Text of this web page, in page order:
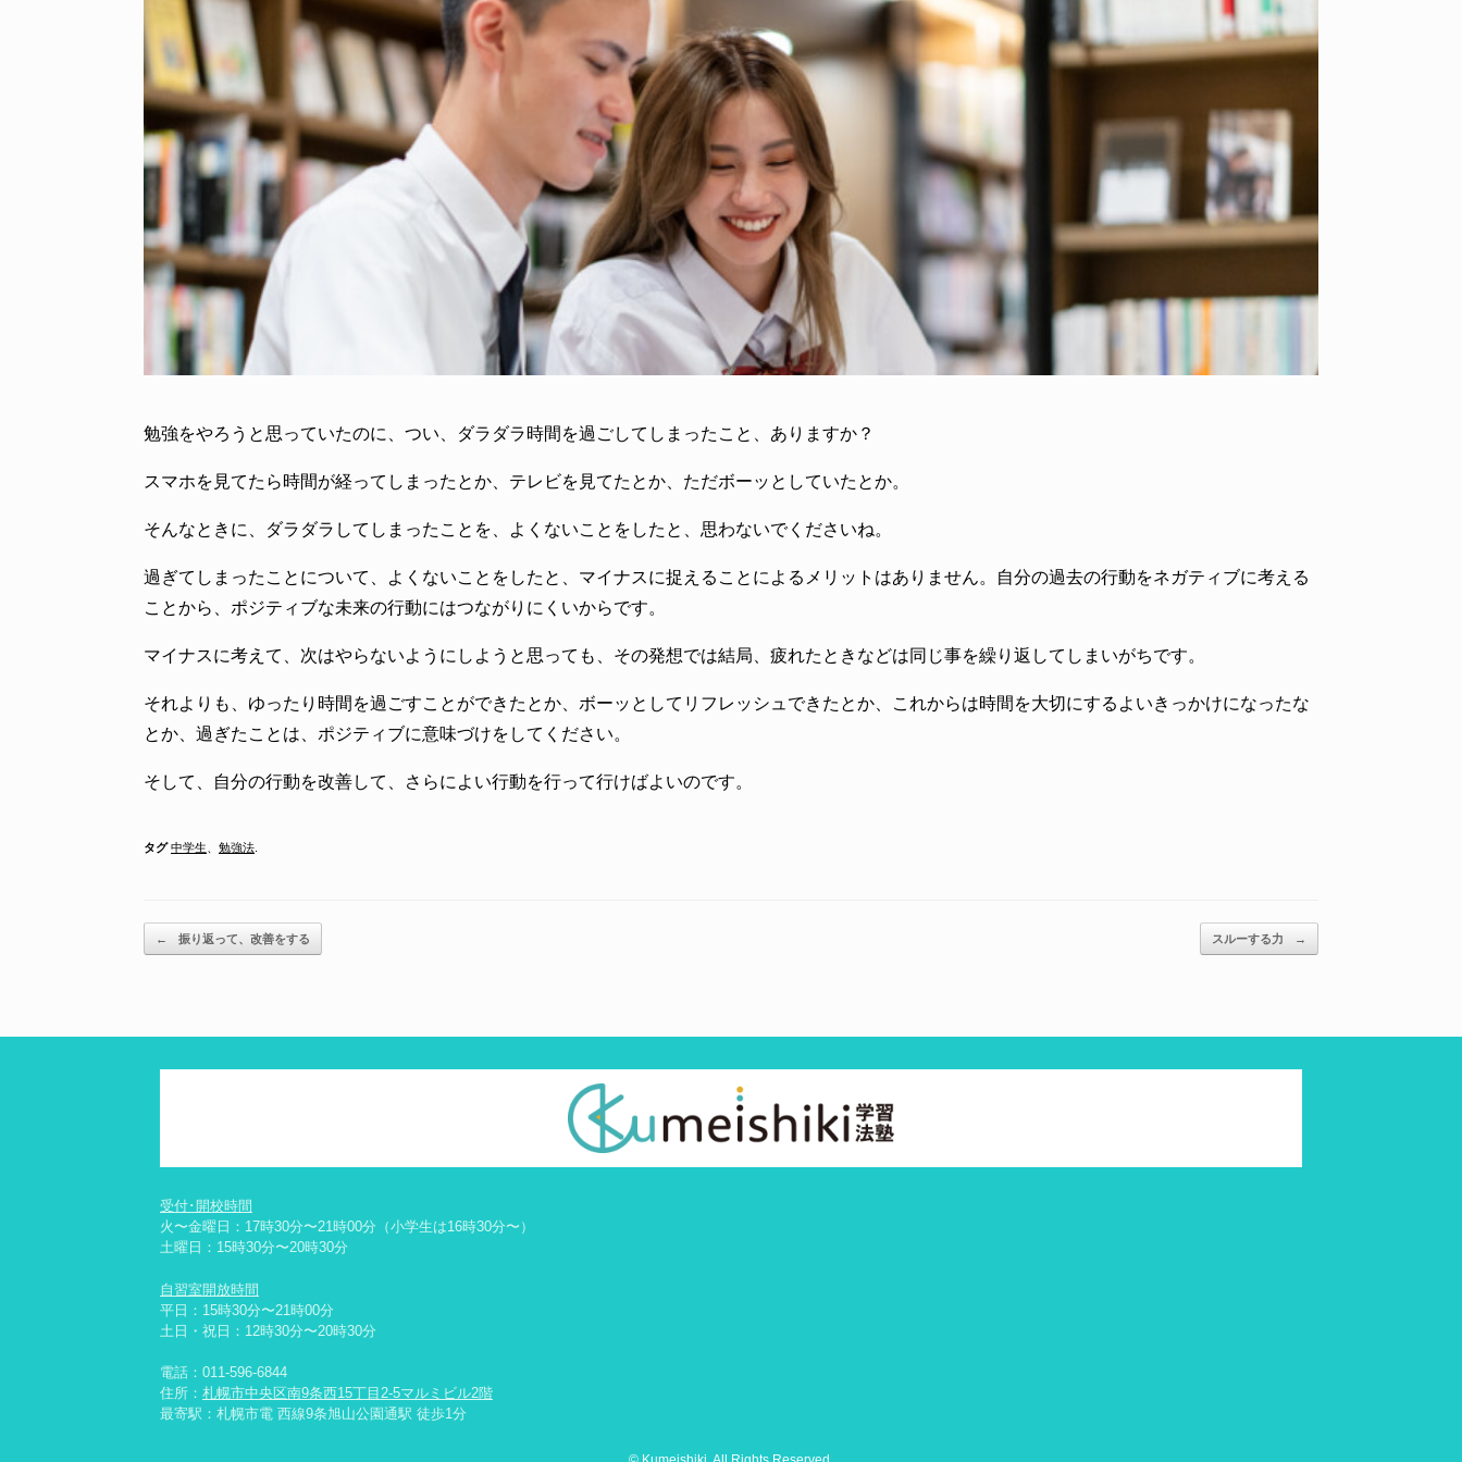
勉強をやろうと思っていたのに、つい、ダラダラ時間を過ごしてしまったこと、ありますか？
スマホを見てたら時間が経ってしまったとか、テレビを見てたとか、ただボーッとしていたとか。
そんなときに、ダラダラしてしまったことを、よくないことをしたと、思わないでくださいね。
過ぎてしまったことについて、よくないことをしたと、マイナスに捉えることによるメリットはありません。自分の過去の行動をネガティブに考える
ことから、ポジティブな未来の行動にはつながりにくいからです。
マイナスに考えて、次はやらないようにしようと思っても、その発想では結局、疲れたときなどは同じ事を繰り返してしまいがちです。
それよりも、ゆったり時間を過ごすことができたとか、ボーッとしてリフレッシュできたとか、これからは時間を大切にするよいきっかけになったな
とか、過ぎたことは、ポジティブに意味づけをしてください。
そして、自分の行動を改善して、さらによい行動を行って行けばよいのです。
タグ 中学生、 勉強法.
投稿ナビゲーション
← 振り返って、改善をする スルーする力 →
受付･開校時間
火〜金曜日：17時30分〜21時00分（小学生は16時30分〜）
土曜日：15時30分〜20時30分
自習室開放時間
平日：15時30分〜21時00分
土日・祝日：12時30分〜20時30分
電話： 011-596-6844
住所： 札幌市中央区南9条西15丁目2-5マルミビル2階
最寄駅：札幌市電 西線9条旭山公園通駅 徒歩1分